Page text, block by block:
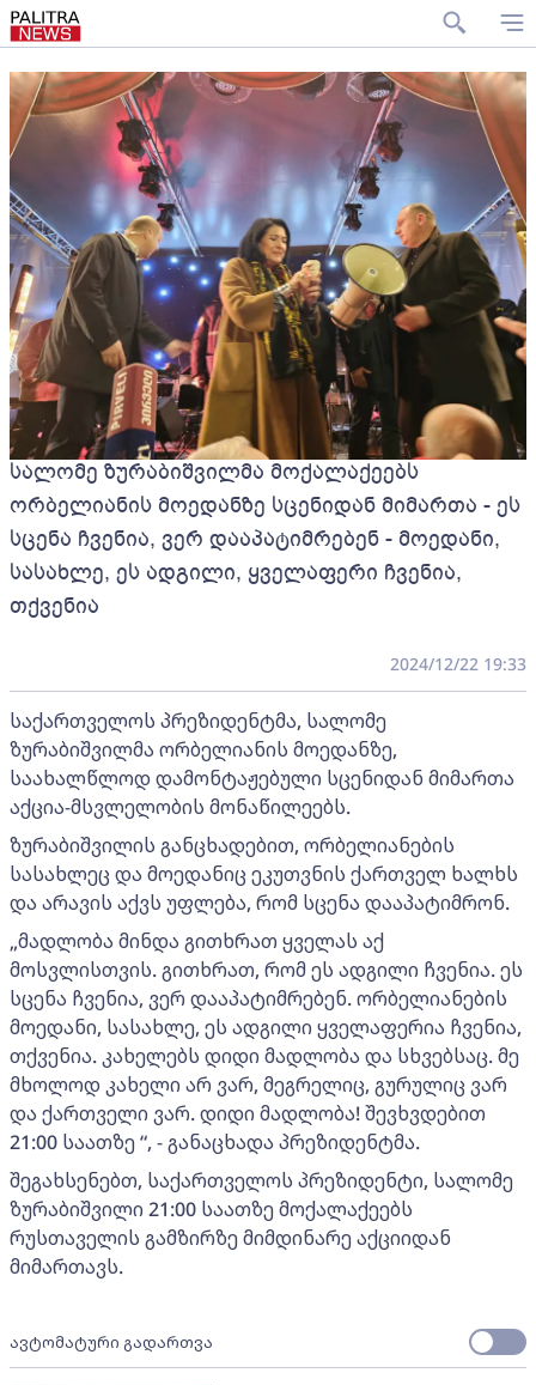
სალომე ზურაბიშვილმა მოქალაქეებს
ორბელიანის მოედანზე სცენიდან მიმართა - ეს
სცენა ჩვენია, ვერ დააპატიმრებენ - მოედანი,
სასახლე, ეს ადგილი, ყველაფერი ჩვენია,
თქვენია
2024/12/22 19:33
საქართველოს პრეზიდენტმა, სალომე
ზურაბიშვილმა ორბელიანის მოედანზე,
საახალწლოდ დამონტაჟებული სცენიდან მიმართა
აქცია-მსვლელობის მონაწილეებს.
ზურაბიშვილის განცხადებით, ორბელიანების
სასახლეც და მოედანიც ეკუთვნის ქართველ ხალხს
და არავის აქვს უფლება, რომ სცენა დააპატიმრონ.
„მადლობა მინდა გითხრათ ყველას აქ
მოსვლისთვის. გითხრათ, რომ ეს ადგილი ჩვენია. ეს
სცენა ჩვენია, ვერ დააპატიმრებენ. ორბელიანების
მოედანი, სასახლე, ეს ადგილი ყველაფერია ჩვენია,
თქვენია. კახელებს დიდი მადლობა და სხვებსაც. მე
მხოლოდ კახელი არ ვარ, მეგრელიც, გურულიც ვარ
და ქართველი ვარ. დიდი მადლობა! შევხვდებით
21:00 საათზე “, - განაცხადა პრეზიდენტმა.
შეგახსენებთ, საქართველოს პრეზიდენტი, სალომე
ზურაბიშვილი 21:00 საათზე მოქალაქეებს
რუსთაველის გამზირზე მიმდინარე აქციიდან
მიმართავს.
ავტომატური გადართვა